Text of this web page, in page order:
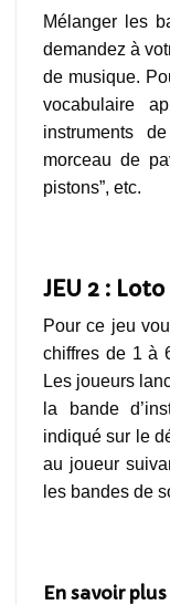
Mélanger les
demandez à
de musique.
vocabulaire
instruments
morceau de
pistons”, etc.
JEU 2 :
Pour ce jeu
chiffres de 1 à
Les joueurs
la bande
indiqué sur le
au joueur
les bandes de
En savoir